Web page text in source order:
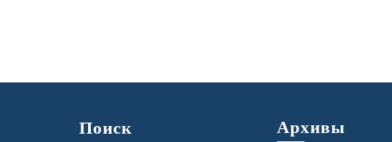
Поиск Архивы